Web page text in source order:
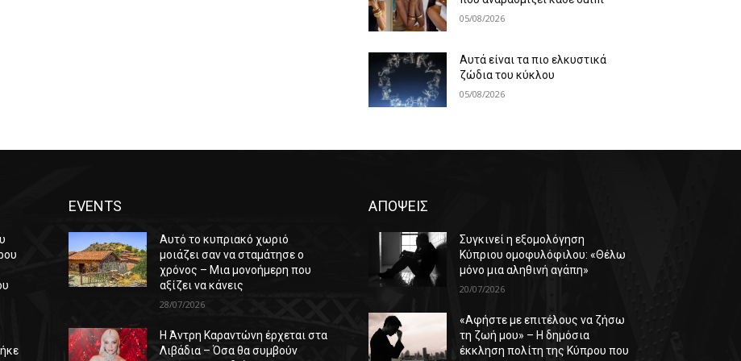
05/08/2026
Αυτά είναι τα πιο ελκυστικά
ζώδια του κύκλου
05/08/2026
EVENTS
Αυτό το κυπριακό χωριό
μοιάζει σαν να σταμάτησε ο
χρόνος – Μια μονοήμερη που
αξίζει να κάνεις
28/07/2026
Η Άντρη Καραντώνη έρχεται στα
Λιβάδια – Όσα θα συμβούν
ΑΠΟΨΕΙΣ
Συγκινεί η εξομολόγηση
Κύπριου ομοφυλόφιλου: «Θέλω
μόνο μια αληθινή αγάπη»
20/07/2026
«Αφήστε με επιτέλους να ζήσω
τη ζωή μου» – Η δημόσια
έκκληση πολίτη της Κύπρου που